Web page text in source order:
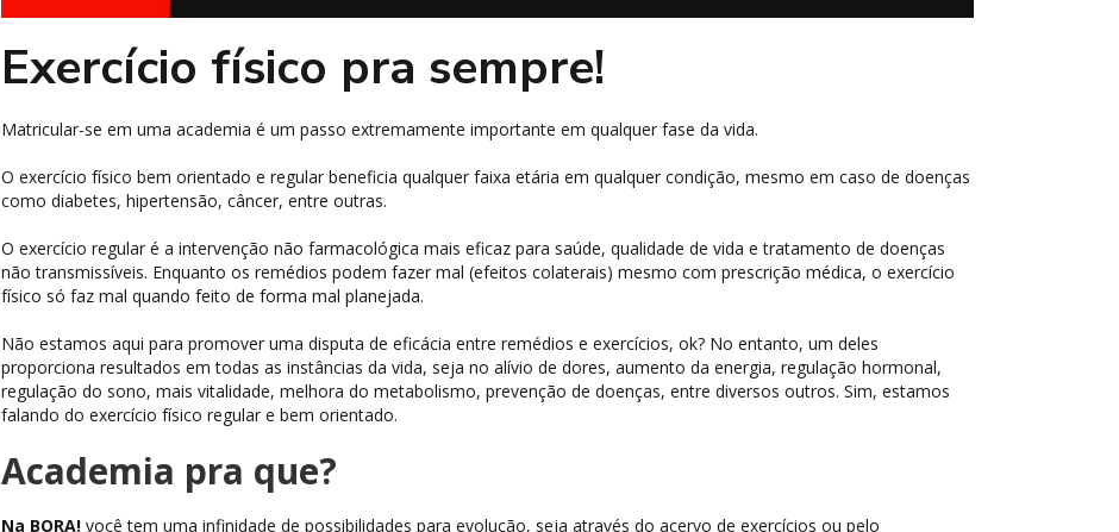
Exercício físico pra sempre!
Matricular-se em uma academia é um passo extremamente importante em qualquer fase da vida.
O exercício físico bem orientado e regular beneficia qualquer faixa etária em qualquer condição, mesmo em caso de doenças
como diabetes, hipertensão, câncer, entre outras.
O exercício regular é a intervenção não farmacológica mais eficaz para saúde, qualidade de vida e tratamento de doenças
não transmissíveis. Enquanto os remédios podem fazer mal (efeitos colaterais) mesmo com prescrição médica, o exercício
físico só faz mal quando feito de forma mal planejada.
Não estamos aqui para promover uma disputa de eficácia entre remédios e exercícios, ok? No entanto, um deles
proporciona resultados em todas as instâncias da vida, seja no alívio de dores, aumento da energia, regulação hormonal,
regulação do sono, mais vitalidade, melhora do metabolismo, prevenção de doenças, entre diversos outros. Sim, estamos
falando do exercício físico regular e bem orientado.
Academia pra que?
Na BORA! você tem uma infinidade de possibilidades para evolução, seja através do acervo de exercícios ou pelo